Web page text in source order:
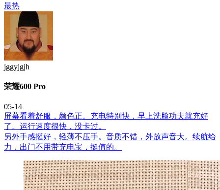
最热
jggyjgjh
荣耀600 Pro
05-14
屏幕看着舒服，颜色正。充电特别快，早上洗脸功夫就充好
了。运行速度很快，没卡过。
另外手感挺好，轻薄不压手。音质不错，外放声音大。续航给
力，出门不用带充电宝，挺值的。